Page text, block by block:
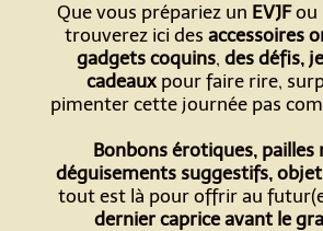
Que vous prépariez un EVJFou
trouverez ici des accessoires
gadgets coquins, des défis,
cadeauxpour faire rire,
pimenter cette journée pas
Bonbons érotiques, pailles
déguisements suggestifs,
tout est là pour offrir au
dernier caprice avant le